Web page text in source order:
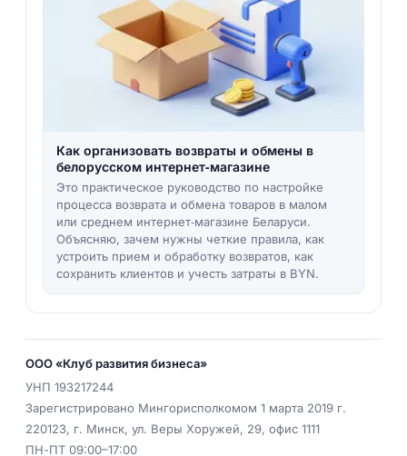
Как организовать возвраты и обмены в
белорусском интернет‑магазине
Это практическое руководство по настройке
процесса возврата и обмена товаров в малом
или среднем интернет‑магазине Беларуси.
Объясняю, зачем нужны четкие правила, как
устроить прием и обработку возвратов, как
сохранить клиентов и учесть затраты в BYN.
ООО «Клуб развития бизнеса»
УНП 193217244
Зарегистрировано Мингорисполкомом 1 марта 2019 г.
220123, г. Минск, ул. Веры Хоружей, 29, офис 1111
ПН-ПТ 09:00–17:00